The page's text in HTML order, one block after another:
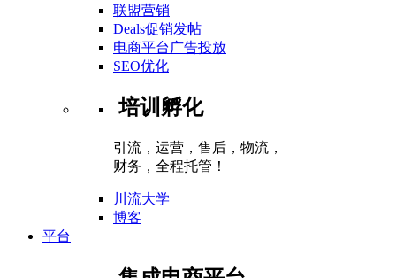
联盟营销
Deals促销发帖
电商平台广告投放
SEO优化
培训孵化
引流，运营，售后，物流，
财务，全程托管！
川流大学
博客
平台